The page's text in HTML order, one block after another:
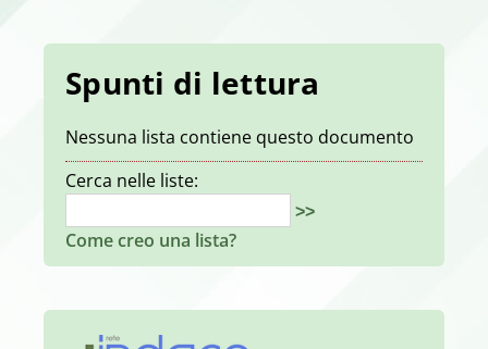
Spunti di lettura
Nessuna lista contiene questo documento
Cerca nelle liste:
>>
Come creo una lista?